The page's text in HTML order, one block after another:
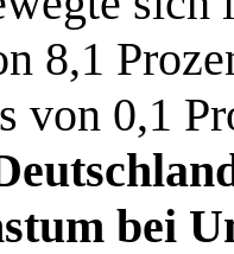
8,1
von 0,1
bei